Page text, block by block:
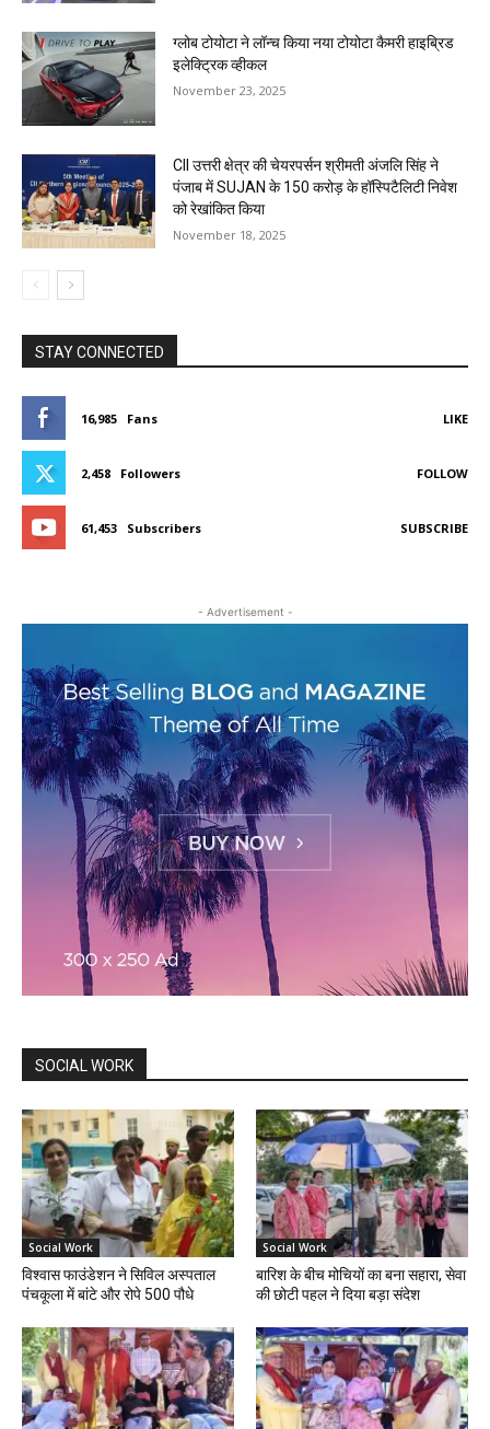
ग्लोब टोयोटा ने लॉन्च किया नया टोयोटा कैमरी हाइब्रिड
इलेक्ट्रिक व्हीकल
November 23, 2025
CII उत्तरी क्षेत्र की चेयरपर्सन श्रीमती अंजलि सिंह ने
पंजाब में SUJAN के ₹150 करोड़ के हॉस्पिटैलिटी निवेश
को रेखांकित किया
November 18, 2025
STAY CONNECTED
16,985 Fans LIKE
2,458 Followers FOLLOW
61,453 Subscribers SUBSCRIBE
- Advertisement -
SOCIAL WORK
Social Work
विश्वास फाउंडेशन ने सिविल अस्पताल
पंचकूला में बांटे और रोपे 500 पौधे
Social Work
बारिश के बीच मोचियों का बना सहारा, सेवा
की छोटी पहल ने दिया बड़ा संदेश